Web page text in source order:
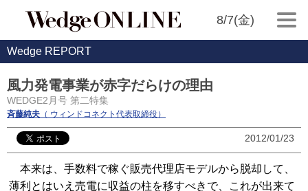
8/7(金)
Wedge REPORT
風力発電事業が赤字だらけの理由
WEDGE2月号 第二特集
斉藤純夫 （ ウィンドコネクト代表取締役）
2012/01/23
本来は、手数料で稼ぐ販売代理店モデルから脱却して、
薄利とはいえ売電に収益の柱を移すべきで、これが出来て